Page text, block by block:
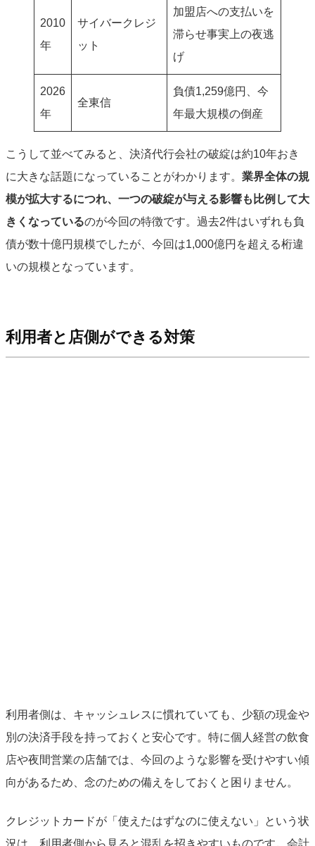
2010
年
サイバークレジ
ット
加盟店への支払いを
滞らせ事実上の夜逃
げ
2026
年
全東信
負債1,259億円、今
年最大規模の倒産
こうして並べてみると、決済代行会社の破綻は約10年おき
に大きな話題になっていることがわかります。 業界全体の規
模が拡大するにつれ、一つの破綻が与える影響も比例して大
きくなっているのが今回の特徴です。過去2件はいずれも負
債が数十億円規模でしたが、今回は1,000億円を超える桁違
いの規模となっています。
利用者と店側ができる対策
利用者側は、キャッシュレスに慣れていても、少額の現金や
別の決済手段を持っておくと安心です。特に個人経営の飲食
店や夜間営業の店舗では、今回のような影響を受けやすい傾
向があるため、念のための備えをしておくと困りません。
クレジットカードが「使えたはずなのに使えない」という状
況は、利用者側から見ると混乱を招きやすいものです。会計